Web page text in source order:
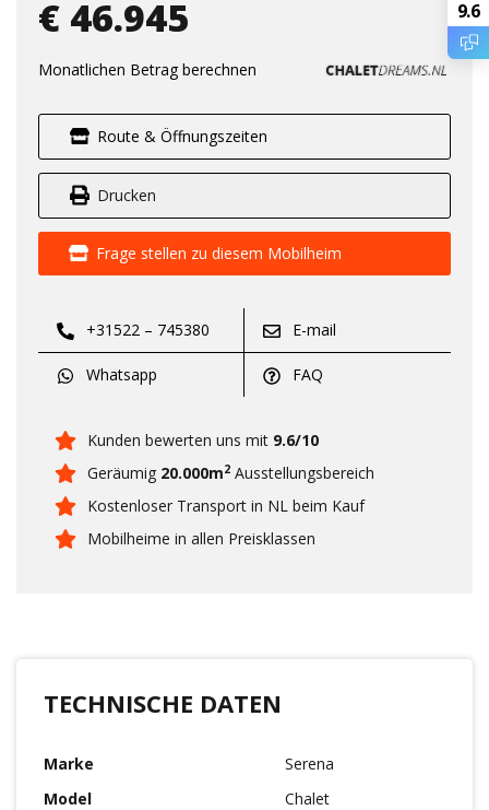
€ 46.945
Monatlichen Betrag berechnen
Route & Öffnungszeiten
Drucken
Frage stellen zu diesem Mobilheim
+31522 – 745380 E-mail
Whatsapp FAQ
Kunden bewerten uns mit 9.6/10
Geräumig 20.000m2 Ausstellungsbereich
Kostenloser Transport in NL beim Kauf
Mobilheime in allen Preisklassen
TECHNISCHE DATEN
Marke
Serena
Model
Chalet
9.6